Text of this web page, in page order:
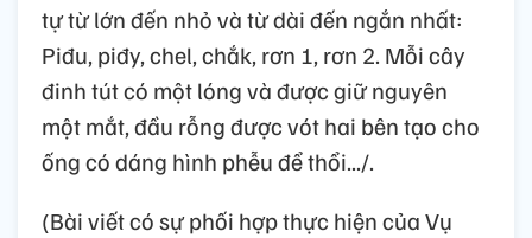
tự từ lớn đến nhỏ và từ dài đến ngắn nhất:
Piđu, piđy, chel, chắk, rơn 1, rơn 2. Mỗi cây
đinh tút có một lóng và được giữ nguyên
một mắt, đầu rỗng được vót hai bên tạo cho
ống có dáng hình phễu để thổi.../.
(Bài viết có sự phối hợp thực hiện của Vụ